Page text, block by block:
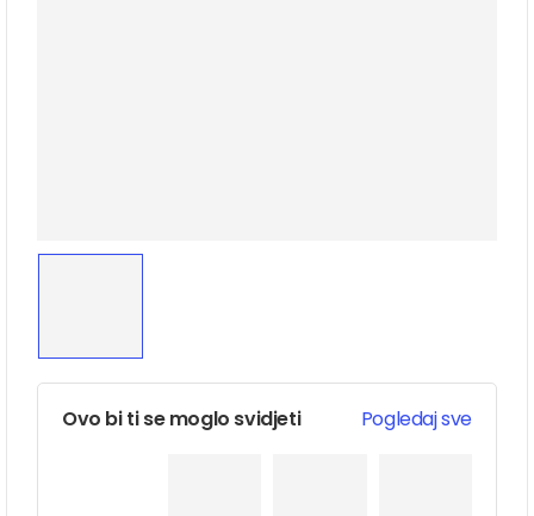
Ovo bi ti se moglo svidjeti Pogledaj sve